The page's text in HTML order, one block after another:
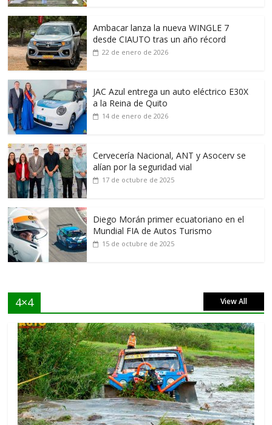
Ambacar lanza la nueva WINGLE 7
desde CIAUTO tras un año récord
22 de enero de 2026
JAC Azul entrega un auto eléctrico E30X
a la Reina de Quito
14 de enero de 2026
Cervecería Nacional, ANT y Asocerv se
alían por la seguridad vial
17 de octubre de 2025
Diego Morán primer ecuatoriano en el
Mundial FIA de Autos Turismo
15 de octubre de 2025
4×4 View All